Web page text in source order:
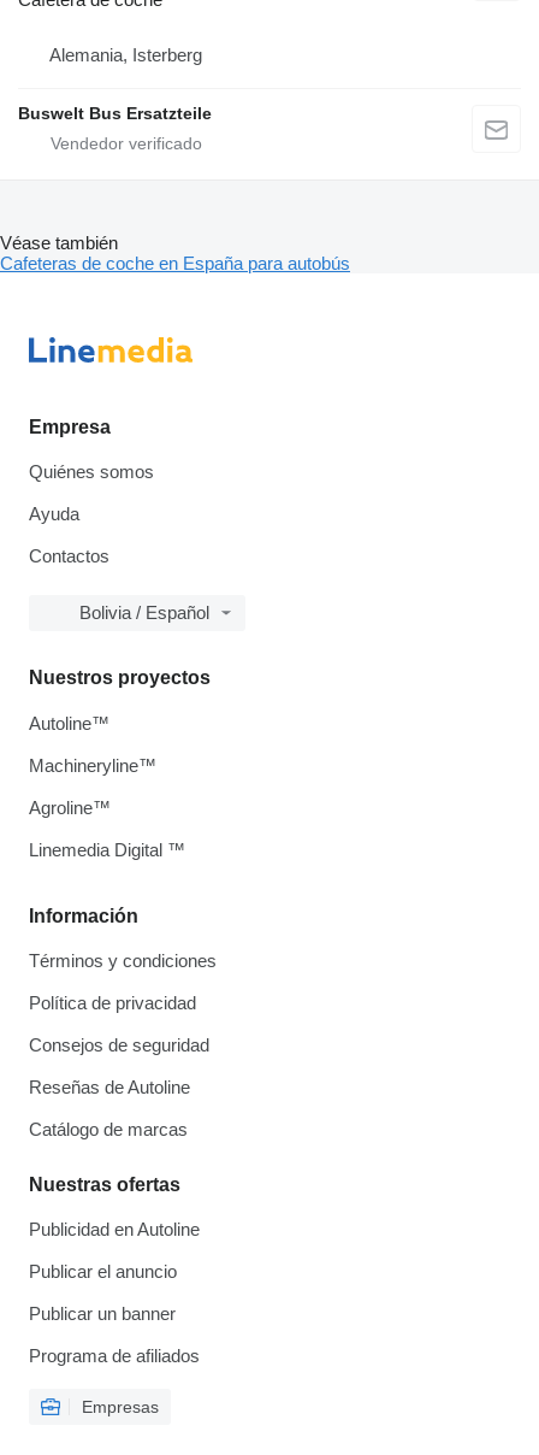
Alemania, Isterberg
Buswelt Bus Ersatzteile
Véase también
Cafeteras de coche en España para autobús
Empresa
Quiénes somos
Ayuda
Contactos
Bolivia / Español
Información
Términos y condiciones
Política de privacidad
Consejos de seguridad
Reseñas de Autoline
Catálogo de marcas
Nuestras ofertas
Publicidad en Autoline
Publicar el anuncio
Publicar un banner
Programa de afiliados
Empresas
Nuestros proyectos
Autoline™
Machineryline™
Agroline™
Linemedia Digital ™